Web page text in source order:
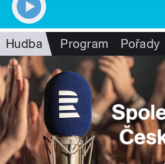
Hudba Program Pořady